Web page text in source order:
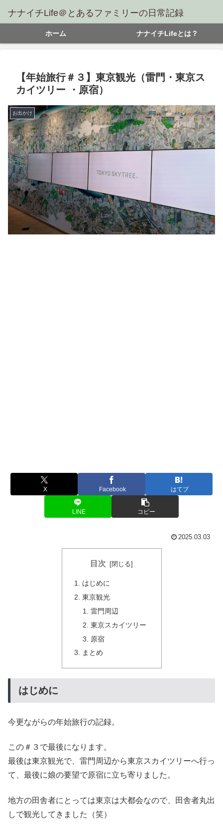
ナナイチLife＠とあるファミリーの日常記録
ホーム ナナイチLifeとは？
【年始旅行＃３】東京観光（雷門・東京ス
カイツリー ・原宿）
お出かけ
X Facebook はてブ
LINE コピー
2025.03.03
目次
はじめに
東京観光
雷門周辺
東京スカイツリー
原宿
まとめ
はじめに
今更ながらの年始旅行の記録。
この＃３で最後になります。
最後は東京観光で、雷門周辺から東京スカイツリーへ行っ
て、最後に娘の要望で原宿に立ち寄りました。
地方の田舎者にとっては東京は大都会なので、田舎者丸出
しで観光してきました（笑）